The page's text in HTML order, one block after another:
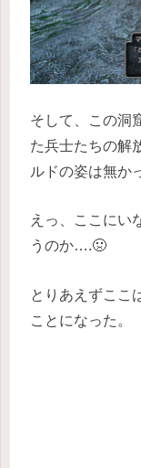
そして、この洞
た兵士たちの解
ルドの姿は無か
えっ、ここにい
うのか….🤢
とりあえずここ
ことになった。